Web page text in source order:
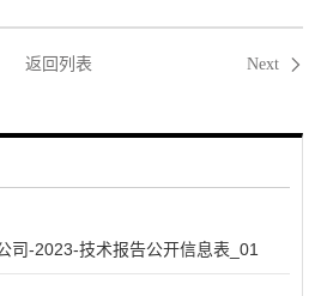
返回列表 Next
司-2023-技术报告公开信息表_01